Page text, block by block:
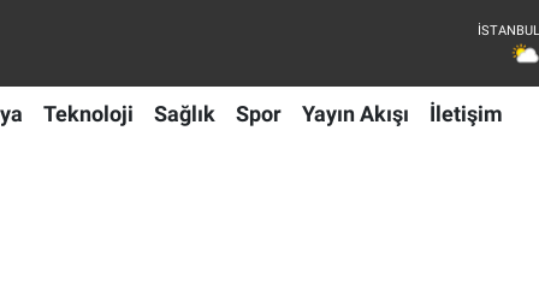
Teknoloji Sağlık Spor Yayın Akışı İletişim